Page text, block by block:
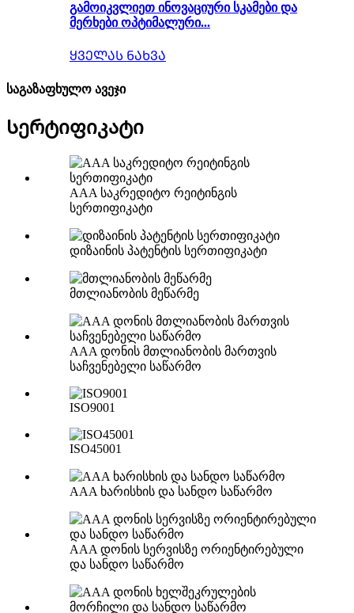
გამოიკვლიეთ ინოვაციური სკამები და
მერხები ოპტიმალური...
ᲧᲕᲔᲚᲐᲡ ᲜᲐᲮᲕᲐ
საგაზაფხულო ავეჯი
Სერტიფიკატი
AAA საკრედიტო რეიტინგის
სერთიფიკატი
დიზაინის პატენტის სერთიფიკატი
მთლიანობის მეწარმე
AAA დონის მთლიანობის მართვის
საჩვენებელი საწარმო
ISO9001
ISO45001
AAA ხარისხის და სანდო საწარმო
AAA დონის სერვისზე ორიენტირებული
და სანდო საწარმო